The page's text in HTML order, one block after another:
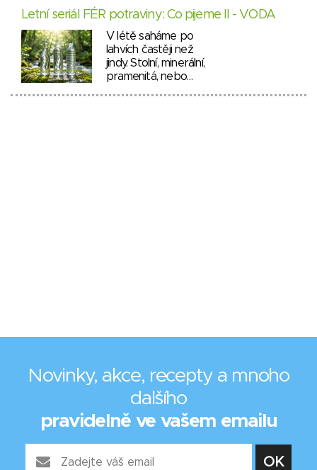
Letní seriál FÉR potraviny: Co pijeme II - VODA
V létě saháme po
lahvích častěji než
jindy. Stolní, minerální,
pramenitá, nebo…
Novinky, akce, recepty a mnoho
dalšího
pravidelně ve vašem emailu